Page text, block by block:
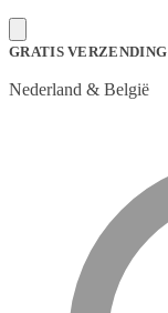
GRATIS VERZENDING
Nederland & België